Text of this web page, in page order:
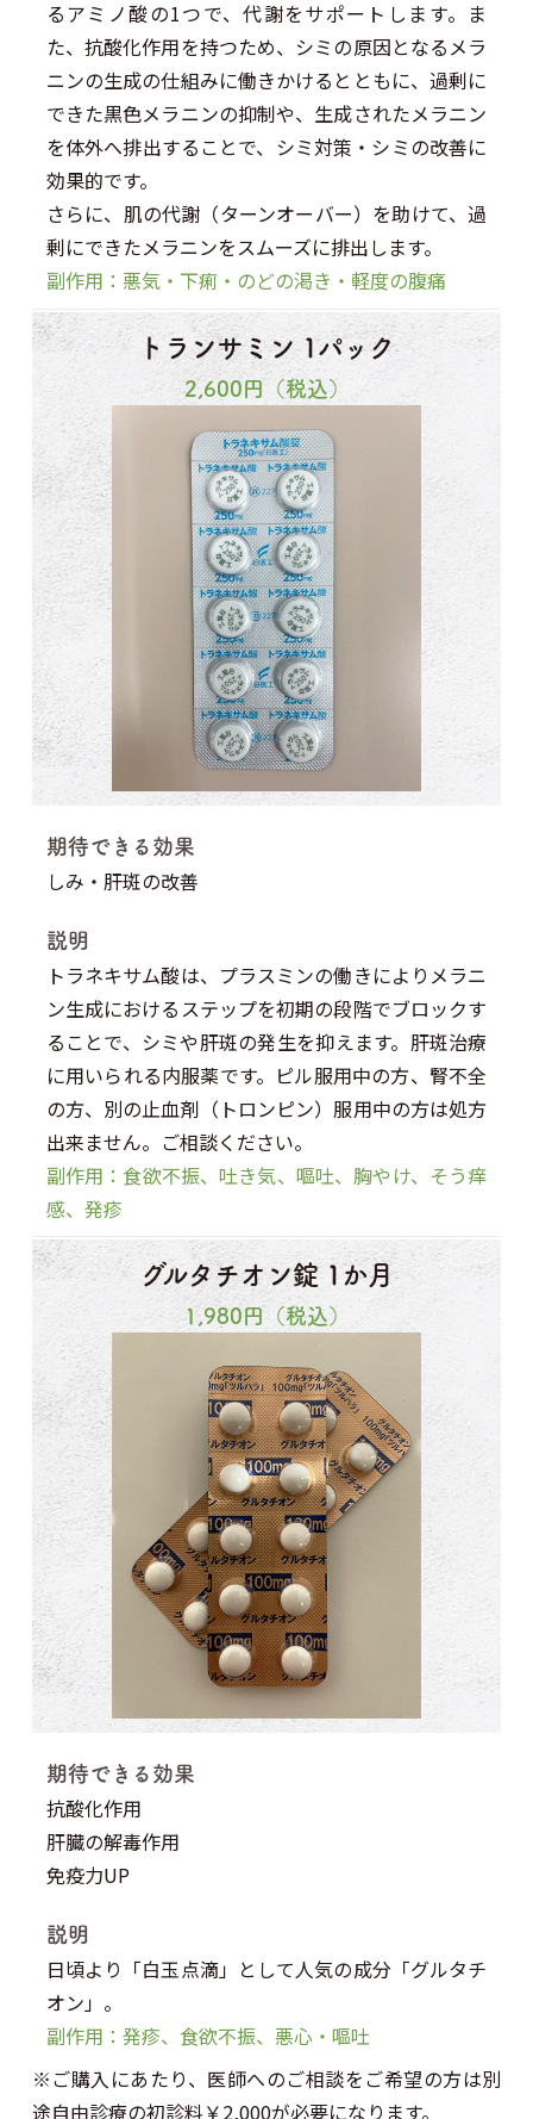
るアミノ酸の1つで、代謝をサポートします。ま
た、抗酸化作用を持つため、シミの原因となるメラ
ニンの生成の仕組みに働きかけるとともに、過剰に
できた黒色メラニンの抑制や、生成されたメラニン
を体外へ排出することで、シミ対策・シミの改善に
効果的です。
さらに、肌の代謝（ターンオーバー）を助けて、過
剰にできたメラニンをスムーズに排出します。
副作用：悪気・下痢・のどの渇き・軽度の腹痛
トランサミン 1パック
2,600円（税込）
期待できる効果
しみ・肝斑の改善
説明
トラネキサム酸は、プラスミンの働きによりメラニ
ン生成におけるステップを初期の段階でブロックす
ることで、シミや肝斑の発生を抑えます。肝斑治療
に用いられる内服薬です。ピル服用中の方、腎不全
の方、別の止血剤（トロンピン）服用中の方は処方
出来ません。ご相談ください。
副作用：食欲不振、吐き気、嘔吐、胸やけ、そう痒
感、発疹
グルタチオン錠 1か月
1,980円（税込）
期待できる効果
抗酸化作用
肝臓の解毒作用
免疫力UP
説明
日頃より「白玉点滴」として人気の成分「グルタチ
オン」。
副作用：発疹、食欲不振、悪心・嘔吐
※ご購入にあたり、医師へのご相談をご希望の方は別
途自由診療の初診料￥2,000が必要になります。